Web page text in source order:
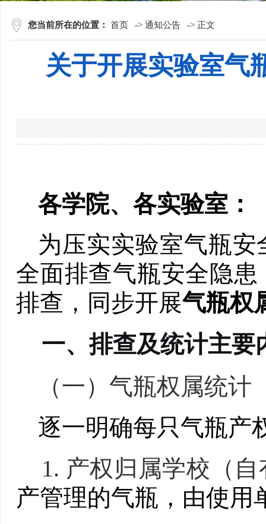
您当前所在的位置： 首页 -> 通知公告 -> 正文
关于开展实验室气
各学院、各实验室：
为压实实验室气瓶
全面排查气瓶安全隐
排查，同步开展气瓶权
一、排查及统计主要
（一）气瓶权属统计
逐一明确每只气瓶产
1. 产权归属学校（
产管理的气瓶，由使用